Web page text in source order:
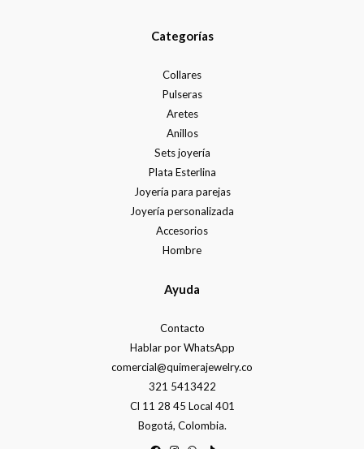
Categorías
Collares
Pulseras
Aretes
Anillos
Sets joyería
Plata Esterlina
Joyería para parejas
Joyería personalizada
Accesorios
Hombre
Ayuda
Contacto
Hablar por WhatsApp
comercial@quimerajewelry.co
321 5413422
Cl 11 28 45 Local 401
Bogotá, Colombia.